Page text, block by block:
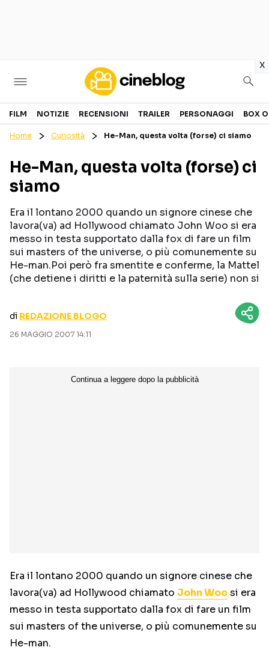
x
Cinema
GENERI
PERSONAGGI
CANALI STREAMING
Categorie
NOTIZIE
CURIOSITÀ
TRAILER
BOX OFFICE
FILM NOTIZIE RECENSIONI TRAILER PERSONAGGI BOX
Home Curiosità He-Man, questa volta (forse) ci siamo
He-Man, questa volta (forse) ci
siamo
Era il lontano 2000 quando un signore cinese che
lavora(va) ad Hollywood chiamato John Woo si era
messo in testa supportato dalla fox di fare un film
sui masters of the universe, o più comunemente su
He-man.Poi però fra smentite e conferme, la Mattel
(che detiene i diritti e la paternità sulla serie) non si
di REDAZIONE BLOGO
26 MAGGIO 2007 14:11
Era il lontano 2000 quando un signore cinese che
lavora(va) ad Hollywood chiamato John Woosi era
messo in testa supportato dalla fox di fare un film
sui masters of the universe, o più comunemente su
He-man.